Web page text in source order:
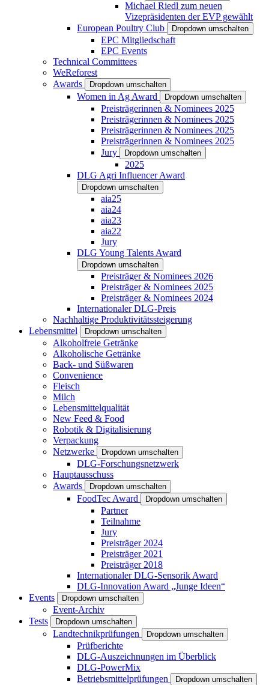
Michael Riedl zum neuen
Vizepräsidenten der EVP gewählt
European Poultry Club
Dropdown umschalten
EPC Mitgliedschaft
EPC Events
Technical Committees
WeReforest
Awards
Dropdown umschalten
Women in Ag Award Dropdown umschalten
Preisträgerinnen & Nominees 2025
Preisträgerinnen & Nominees 2025
Preisträgerinnen & Nominees 2025
Preisträgerinnen & Nominees 2025
Jury
Dropdown umschalten
2025
DLG Agri Influencer Award
Dropdown umschalten
aia25
aia24
aia23
aia22
Jury
DLG Young Talents Award
Dropdown umschalten
Preisträger & Nominees 2026
Preisträger & Nominees 2025
Preisträger & Nominees 2024
Internationaler DLG-Preis
Nachhaltige Produktivitätssteigerung
Lebensmittel
Dropdown umschalten
Alkoholfreie Getränke
Alkoholische Getränke
Back- und Süßwaren
Convenience
Fleisch
Milch
Lebensmittelqualität
New Feed & Food
Robotik & Digitalisierung
Verpackung
Netzwerke
Dropdown umschalten
DLG-Forschungsnetzwerk
Hauptausschuss
Awards
Dropdown umschalten
FoodTec Award Dropdown umschalten
Partner
Teilnahme
Jury
Preisträger 2024
Preisträger 2021
Preisträger 2018
Internationaler DLG-Sensorik Award
DLG-Innovation Award „Junge Ideen“
Events
Dropdown umschalten
Event-Archiv
Tests
Dropdown umschalten
Landtechnikprüfungen Dropdown umschalten
Prüfberichte
DLG-Auszeichnungen im Überblick
DLG-PowerMix
Betriebsmittelprüfungen
Dropdown umschalten